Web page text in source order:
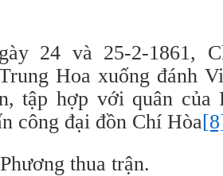
24 và 25-2-1861,
Hoa xuống đánh
tập hợp với quân của
công đại đồn Chí Hòa
thua trận.